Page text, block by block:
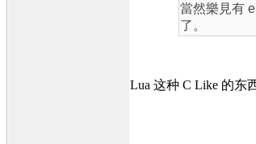
當然樂見有
了。
Lua 这种 C Like 的东